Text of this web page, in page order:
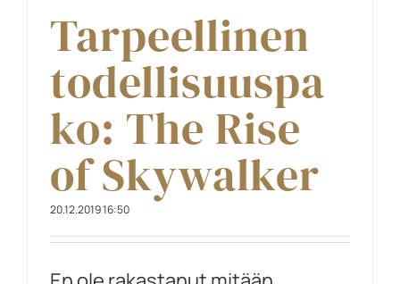
Tarpeellinen
todellisuuspa
ko: The Rise
of Skywalker
20.12.2019 16:50